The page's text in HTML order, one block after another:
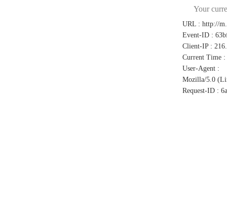
Your
URL : http://
Event-ID :
Client-IP :
Current Time :
User-Agent :
Mozilla/5.0
Request-ID :